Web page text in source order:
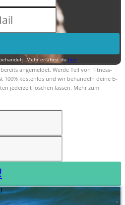
Mehr erfährst du hier.
angemeldet. Werde Teil von Fitness-
100% kostenlos und wir behandeln deine E-
jederzeit löschen lassen. Mehr zum